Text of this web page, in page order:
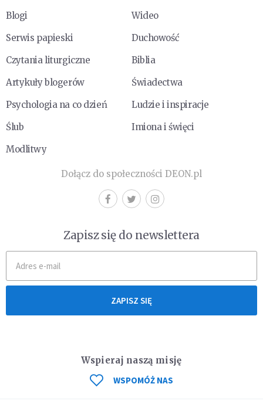
Blogi
Wideo
Serwis papieski
Duchowość
Czytania liturgiczne
Biblia
Artykuły blogerów
Świadectwa
Psychologia na co dzień
Ludzie i inspiracje
Ślub
Imiona i święci
Modlitwy
Dołącz do społeczności DEON.pl
Zapisz się do newslettera
ZAPISZ SIĘ
Wspieraj naszą misję
WSPOMÓŻ NAS